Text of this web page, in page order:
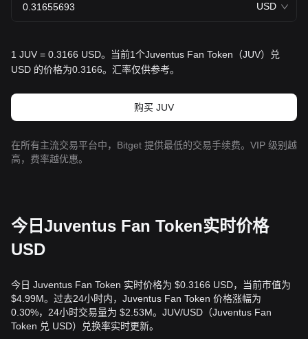
USD
1 JUV = 0.3166 USD。当前1个Juventus Fan Token（JUV）兑
USD 的价格为0.3166。汇率仅供参考。
购买 JUV
在所有主流交易平台中，Bitget 提供最低的交易手续费。VIP 级别越
高，费率越优惠。
今日Juventus Fan Token实时价格
USD
今日 Juventus Fan Token 实时价格为 $0.3166 USD，当前市值为
$4.99M。过去24小时内，Juventus Fan Token 价格涨幅为
0.30%，24小时交易量为 $2.53M。JUV/USD（Juventus Fan
Token 兑 USD）兑换率实时更新。